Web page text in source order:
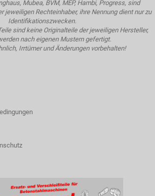
Mubea, BVM, MEP, Hambi, Progress, sind
jeweiligen Rechteinhaber, ihre Nennung dient nur zu
Identifikationszwecken.
sind keine Originalteile der jeweiligen Hersteller,
nach eigenen Mustern gefertigt.
Irrtümer und Änderungen vorbehalten!